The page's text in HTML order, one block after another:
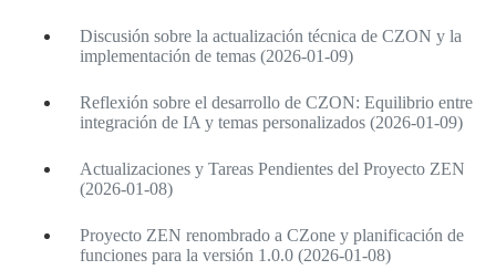
Discusión sobre la actualización técnica de CZON y la
implementación de temas (2026-01-09)
Reflexión sobre el desarrollo de CZON: Equilibrio entre
integración de IA y temas personalizados (2026-01-09)
Actualizaciones y Tareas Pendientes del Proyecto ZEN
(2026-01-08)
Proyecto ZEN renombrado a CZone y planificación de
funciones para la versión 1.0.0 (2026-01-08)